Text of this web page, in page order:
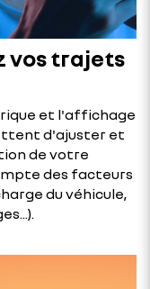
vos trajets
et l'affichage
d'ajuster et
de votre
des facteurs
du véhicule,